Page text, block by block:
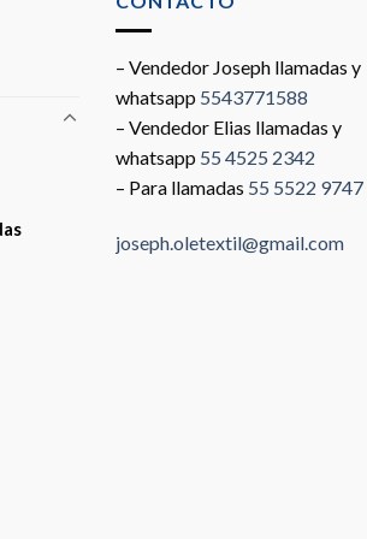
– Vendedor Joseph llamadas y
whatsapp 5543771588
– Vendedor Elias llamadas y
whatsapp 55 4525 2342
– Para llamadas 55 5522 9747
joseph.oletextil@gmail.com